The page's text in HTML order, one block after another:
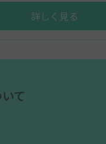
詳しく見る
て